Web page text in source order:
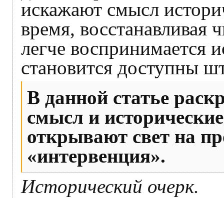
искажают смысл
время, восстанавливая
легче воспринимается
становится доступны
В данной статье
смысл и
открывают свет на
«интервенция».
Исторический очерк.